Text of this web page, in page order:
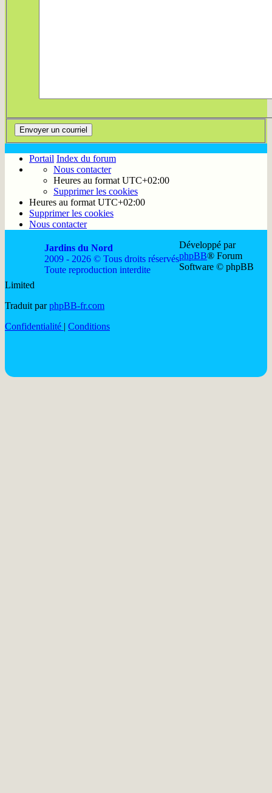
Portail Index du forum
Nous contacter
Heures au format UTC+02:00
Supprimer les cookies
Heures au format UTC+02:00
Supprimer les cookies
Nous contacter
Jardins du Nord
2009 - 2026 © Tous droits réservés
Toute reproduction interdite
Développé par
phpBB® Forum
Software © phpBB
Limited
Traduit parphpBB-fr.com
Confidentialité | Conditions